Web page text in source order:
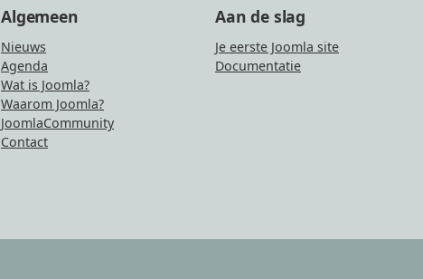
Algemeen
Nieuws
Agenda
Wat is Joomla?
Waarom Joomla?
JoomlaCommunity
Contact
Aan de slag
Je eerste Joomla site
Documentatie